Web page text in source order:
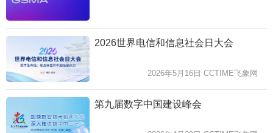
2026世界电信和信息社会日大会
2026年5月16日 CCTIME飞象网
第九届数字中国建设峰会